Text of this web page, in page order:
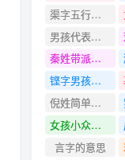
渠字五行是什么
男孩代表品质的名字
秦姓带派字名字
铿字男孩名字大全
倪姓简单响亮的名字
女孩小众干净的名字
言字的意思